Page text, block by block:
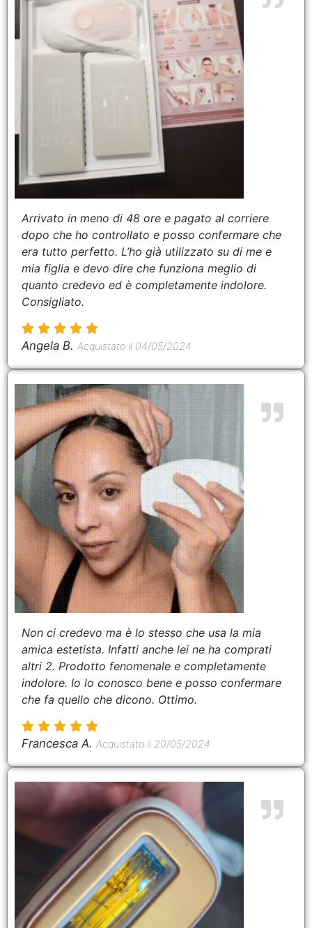
Arrivato in meno di 48 ore e pagato al corriere
dopo che ho controllato e posso confermare che
era tutto perfetto. L’ho già utilizzato su di me e
mia figlia e devo dire che funziona meglio di
quanto credevo ed è completamente indolore.
Consigliato.
Angela B. Acquistato il 04/05/2024
Non ci credevo ma è lo stesso che usa la mia
amica estetista. Infatti anche lei ne ha comprati
altri 2. Prodotto fenomenale e completamente
indolore. Io lo conosco bene e posso confermare
che fa quello che dicono. Ottimo.
Francesca A. Acquistato il 20/05/2024